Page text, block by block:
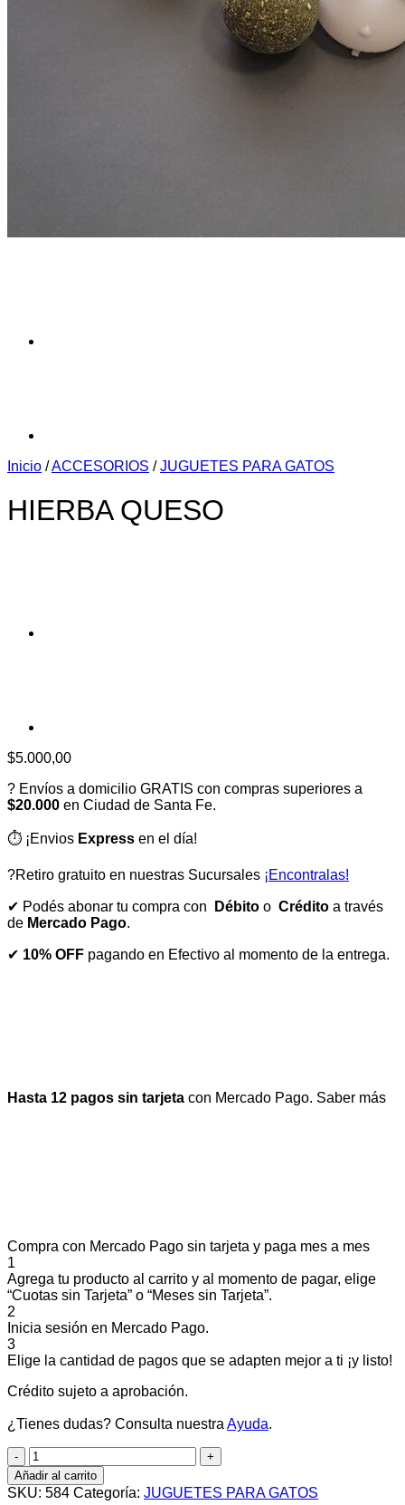
Inicio /ACCESORIOS / JUGUETES PARA GATOS
HIERBA QUESO
$5.000,00
? Envíos a domicilio GRATIS con compras superiores a
$20.000 en Ciudad de Santa Fe.
⏱️ ¡Envios Express en el día!
?Retiro gratuito en nuestras Sucursales ¡Encontralas!
✔ Podés abonar tu compra con Débito o Crédito a través
de Mercado Pago.
✔ 10% OFF pagando en Efectivo al momento de la entrega.
Hasta 12 pagos sin tarjeta con Mercado Pago. Saber más
Compra con Mercado Pago sin tarjeta y paga mes a mes
1
Agrega tu producto al carrito y al momento de pagar, elige
“Cuotas sin Tarjeta” o “Meses sin Tarjeta”.
2
Inicia sesión en Mercado Pago.
3
Elige la cantidad de pagos que se adapten mejor a ti ¡y listo!
Crédito sujeto a aprobación.
¿Tienes dudas? Consulta nuestra Ayuda.
HIERBA
QUESO
cantidad
Añadir al carrito
SKU: 584 Categoría: JUGUETES PARA GATOS